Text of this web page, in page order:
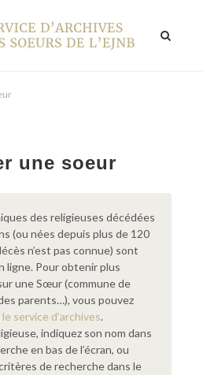
une soeur
des religieuses décédées
(ou nées depuis plus de 120
n’est pas connue) sont
ligne. Pour obtenir plus
une Sœur (commune de
parents…), vous pouvez
service d’archives.
indiquez son nom dans
en bas de l’écran, ou
de recherche dans le